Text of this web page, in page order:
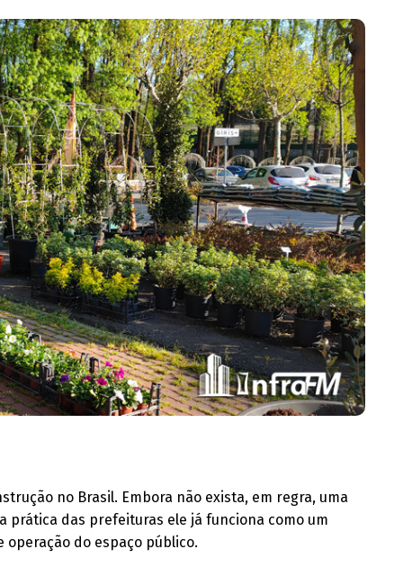
no Brasil. Embora não exista, em regra, uma
das prefeituras ele já funciona como um
do espaço público.